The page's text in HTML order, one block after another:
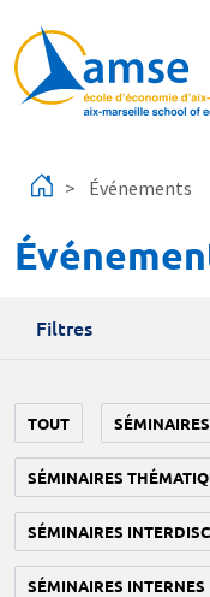
Événements
Filtres
TOUT
SÉMINAIRES
SÉMINAIRES
SÉMINAIRES INTERNES